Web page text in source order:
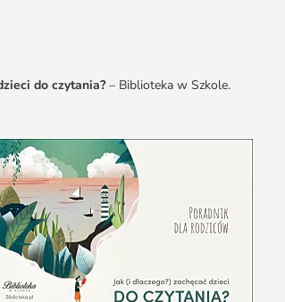
do czytania?– Biblioteka w Szkole.